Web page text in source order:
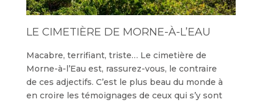
LE CIMETIÈRE DE MORNE-À-L’EAU
Macabre, terrifiant, triste… Le cimetière de
Morne-à-l’Eau est, rassurez-vous, le contraire
de ces adjectifs. C’est le plus beau du monde à
en croire les témoignages de ceux qui s’y sont